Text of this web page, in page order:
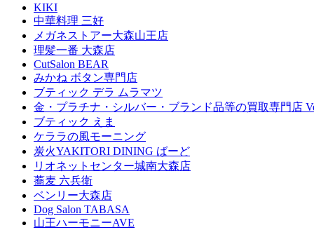
KIKI
中華料理 三好
メガネストアー大森山王店
理髪一番 大森店
CutSalon BEAR
みかね ボタン専門店
ブティック デラ ムラマツ
金・プラチナ・シルバー・ブランド品等の買取専門店
ブティック えま
ケララの風モーニング
炭火YAKITORI DINING ばーど
リオネットセンター城南大森店
蕎麦 六兵衛
ベンリー大森店
Dog Salon TABASA
山王ハーモニーAVE